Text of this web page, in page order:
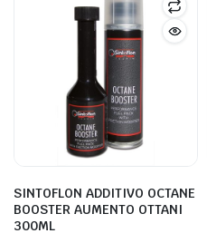
SINTOFLON ADDITIVO OCTANE
BOOSTER AUMENTO OTTANI
300ML